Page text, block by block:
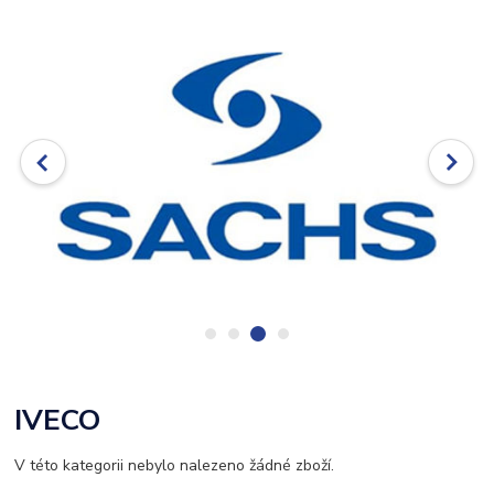
IVECO
V této kategorii nebylo nalezeno žádné zboží.